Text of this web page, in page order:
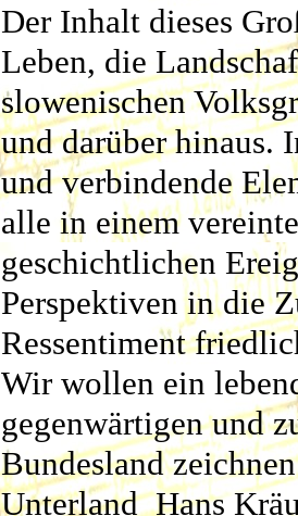
Der Inhalt dieses
Leben, die
slowenischen
und darüber hinaus.
und verbindende
alle in einem
geschichtlichen
Perspektiven in die
Ressentiment
Wir wollen ein
gegenwärtigen und
Bundesland
Unterland Hans